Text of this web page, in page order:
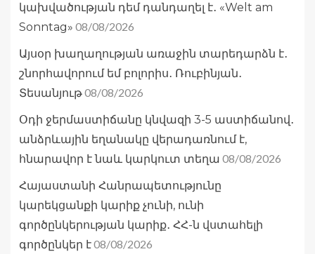
կախվածության դեմ դանդաղել է․ «Welt am
Sonntag» 08/08/2026
Այսօր խաղաղության առաջին տարեդարձն է․
շնորհավորում եմ բոլորիս․ Ռուբինյան․
Տեսանյութ08/08/2026
Օդի ջերմաստիճանը կնվազի 3-5 աստիճանով․
անձրևային եղանակը վերադառնում է,
հնարավոր է նաև կարկուտ տեղա 08/08/2026
Հայաստանի Հանրապետությունը
կարեկցանքի կարիք չունի, ունի
գործընկերության կարիք․ ՀՀ-ն վստահելի
գործընկեր է08/08/2026